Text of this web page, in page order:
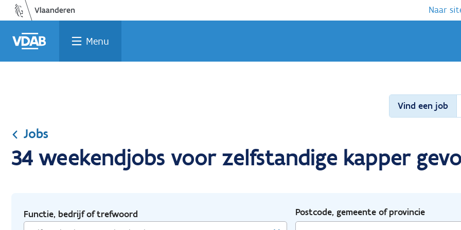
Ga
naar
de
inhoud
Vind
een
job
Vind
een
opleiding
Welke
job
past
bij
Terug
naar
home
Naar
Menu
Vind een job
Jobs
34 weekendjobs voor zelfstandige kapper
Functie, bedrijf of trefwoord Postcode, gemeente of provincie